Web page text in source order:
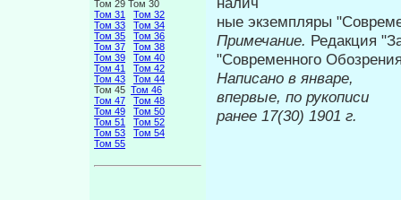
Том 29 Том 30
Том 31
Том 32
Том 33
Том 34
Том 35
Том 36
Том 37
Том 38
Том 39
Том 40
Том 41
Том 42
Том 43
Том 44
Том 45 Том 46
Том 47
Том 48
Том 49
Том 50
Том 51
Том 52
Том 53
Том 54
Том 55
ные экземпляры
Примечание. Редакция
"Современного
Написано в январе,
впервые, по рукописи
ранее 17(30) 1901 г.